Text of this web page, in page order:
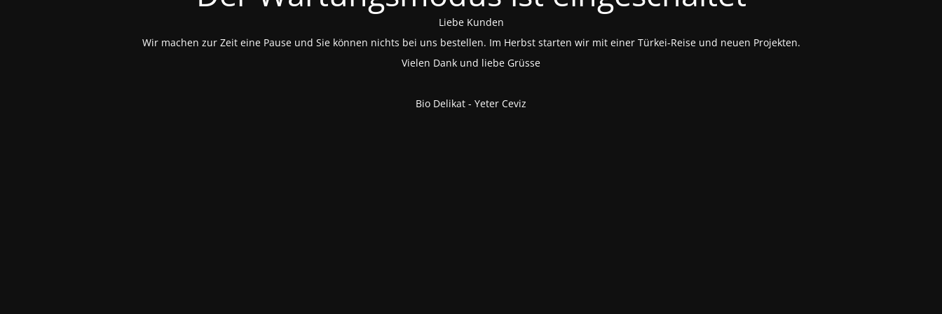
Liebe Kunden
Wir machen zur Zeit eine Pause und Sie können nichts bei uns bestellen. Im Herbst starten wir mit einer Türkei-Reise und neuen Projekten.
Vielen Dank und liebe Grüsse
Bio Delikat - Yeter Ceviz